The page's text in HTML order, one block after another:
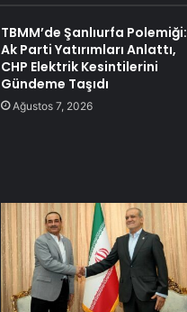
TBMM’de Şanlıurfa Polemiği:
Ak Parti Yatırımları Anlattı,
CHP Elektrik Kesintilerini
Gündeme Taşıdı
Ağustos 7, 2026